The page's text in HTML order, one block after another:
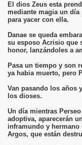
El dios Zeus esta
mediante magia un
para yacer con ella.
Danae se queda
su esposo Acrisio que
honor, lanzándoles a
Pasa un tiempo y son
ya habia muerto, pero
Van pasando los años
los dioses.
Un día mientras
adoptiva, aparecerán
inframundo y hermano
Argos, que están